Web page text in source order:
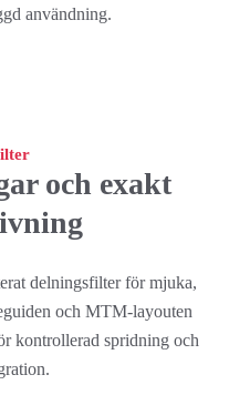
användning.
och exakt
delningsfilter för mjuka,
och MTM-layouten
kontrollerad spridning och